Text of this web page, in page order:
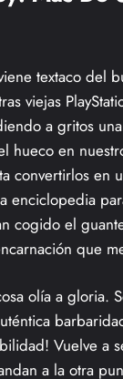
textaco del
viejas
a gritos
hueco en
convertirlos en
enciclopedia
cogido el
que
olía a gloria.
Vuelve a
a la otra